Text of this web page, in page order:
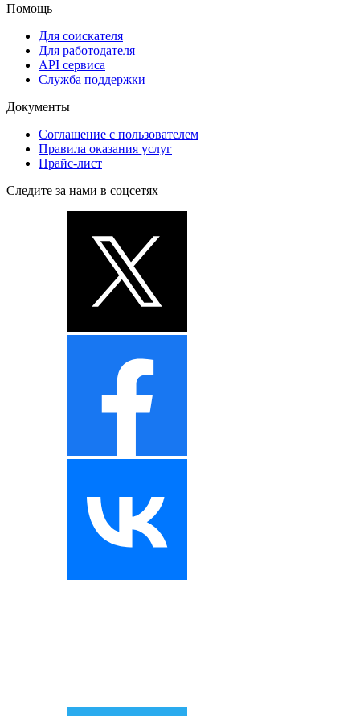
Помощь
Для соискателя
Для работодателя
API сервиса
Служба поддержки
Документы
Соглашение с пользователем
Правила оказания услуг
Прайс-лист
Следите за нами в соцсетях